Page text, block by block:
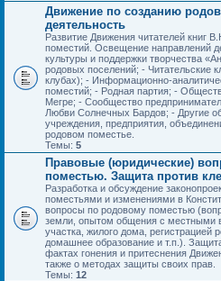
Движение по созданию
деятельность
Развитие Движения читателей книг
поместий. Освещение направлений
культуры и поддержки творчества
родовых поселений; - Читательские
клубах); - Информационно-
поместий; - Родная партия; -
Мегре; - Сообщество
Любви Солнечных Бардов; - Другие
учреждения, предприятия,
родовом поместье.
Темы: 5
Правовые (юридические)
поместью. Защита против
Разработка и обсуждение
поместьями и изменениями в
вопросы по родовому поместью
земли, опытом общения с местными
участка, жилого дома, регистрацией
домашнее образование и т.п.).
фактах гонения и притеснения
также о методах защиты своих прав.
Темы: 12